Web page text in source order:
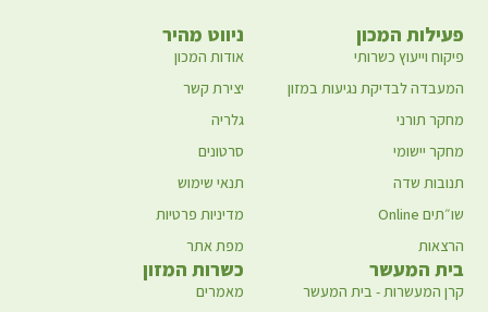
ניווט מהיר
אודות המכון
יצירת קשר
גלריה
סרטונים
תנאי שימוש
מדיניות פרטיות
מפת אתר
פעילות המכון
פיקוח וייעוץ כשרותי
המעבדה לבדיקת נגיעות במזון
מחקר תורני
מחקר יישומי
תנובות שדה
שו״תים Online
הרצאות
כשרות המזון
מאמרים
בית המעשר
קרן המעשרות - בית המעשר